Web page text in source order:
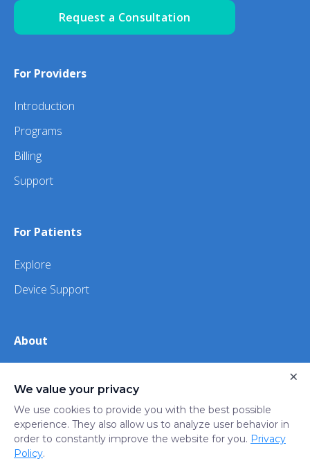
Request a Consultation
For Providers
Introduction
Programs
Billing
Support
For Patients
Explore
Device Support
About
iHealth
Privacy
Policy
Trust
Do not sell or share my
We value your privacy
We use cookies to provide you with the best possible
experience. They also allow us to analyze user behavior in
order to constantly improve the website for you. Privacy
Policy.
×